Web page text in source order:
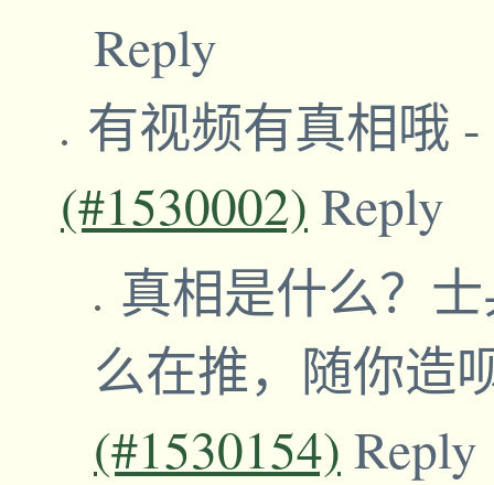
Reply
有视频有真相哦 -
(#1530002) Reply
真相是什么？
么在推，随你造
(#1530154) Reply